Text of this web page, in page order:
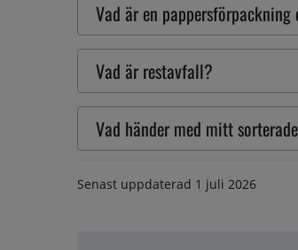
Vad är en
Vad är restavfall?
Vad händer med mitt
Senast uppdaterad 1 juli 2026